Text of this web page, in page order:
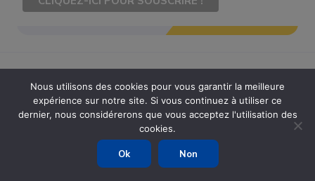
Copyright © 2026 Ouvrir Son Compte. Tous Droits Réservés
Powered by Ouvrir Son Compte
Nous utilisons des cookies pour vous garantir la meilleure
expérience sur notre site. Si vous continuez à utiliser ce
dernier, nous considérerons que vous acceptez l'utilisation des
cookies.
Ok Non